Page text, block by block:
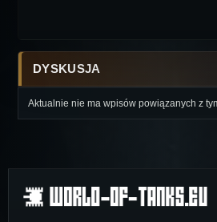
DYSKUSJA
Aktualnie nie ma wpisów powiązanych z